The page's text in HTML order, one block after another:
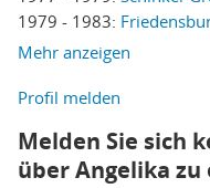
1979 - 1983:
Mehr anzeigen
Profil melden
Melden Sie sich
über Angelika